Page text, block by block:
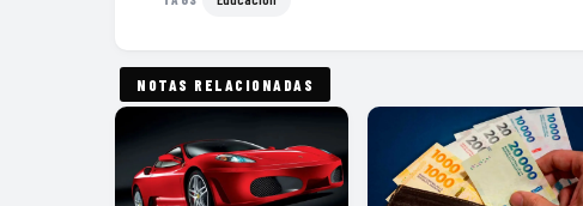
NOTAS RELACIONADAS